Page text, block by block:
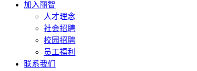
加入丽智
人才理念
社会招聘
校园招聘
员工福利
联系我们